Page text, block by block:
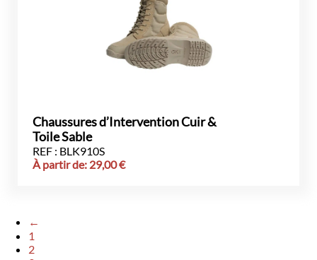
Chaussures d’Intervention Cuir &
Toile Sable
REF : BLK910S
À partir de: 29,00€
←
1
2